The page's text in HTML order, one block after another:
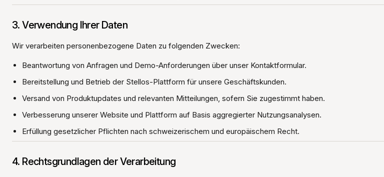
3. Verwendung Ihrer Daten
Wir verarbeiten personenbezogene Daten zu folgenden Zwecken:
Beantwortung von Anfragen und Demo-Anforderungen über unser Kontaktformular.
Bereitstellung und Betrieb der Stellos-Plattform für unsere Geschäftskunden.
Versand von Produktupdates und relevanten Mitteilungen, sofern Sie zugestimmt haben.
Verbesserung unserer Website und Plattform auf Basis aggregierter Nutzungsanalysen.
Erfüllung gesetzlicher Pflichten nach schweizerischem und europäischem Recht.
4. Rechtsgrundlagen der Verarbeitung